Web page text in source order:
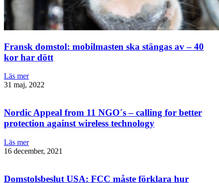
Fransk domstol: mobilmasten ska stängas av – 40
kor har dött
Läs mer
31 maj, 2022
Nordic Appeal from 11 NGO´s – calling for better
protection against wireless technology
Läs mer
16 december, 2021
Domstolsbeslut USA: FCC måste förklara hur